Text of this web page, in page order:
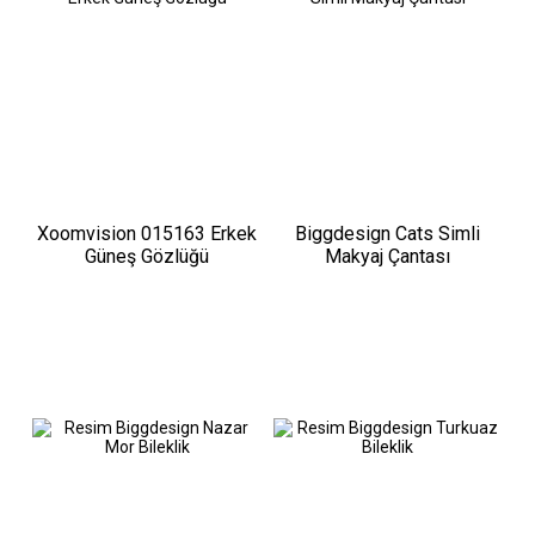
Xoomvision 015163 Erkek
Güneş Gözlüğü
Biggdesign Cats Simli
Makyaj Çantası